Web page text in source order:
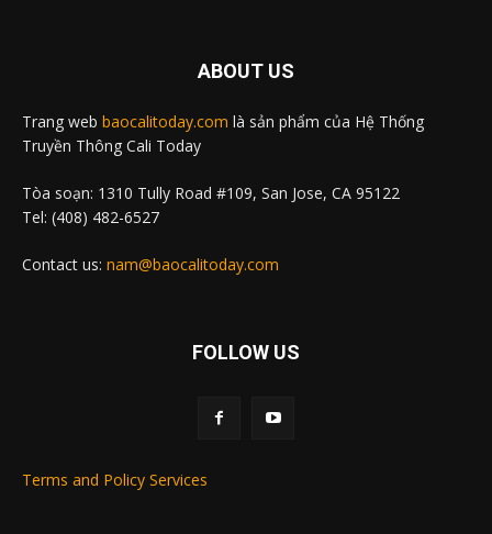
ABOUT US
Trang web baocalitoday.com là sản phẩm của Hệ Thống
Truyền Thông Cali Today
Tòa soạn: 1310 Tully Road #109, San Jose, CA 95122
Tel: (408) 482-6527
Contact us: nam@baocalitoday.com
FOLLOW US
Terms and Policy Services